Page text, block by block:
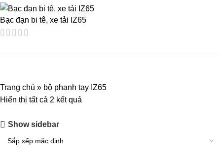
Bạc đạn bi tê, xe tải IZ65
Trang chủ » bộ phanh tay IZ65
Hiển thị tất cả 2 kết quả
Show sidebar